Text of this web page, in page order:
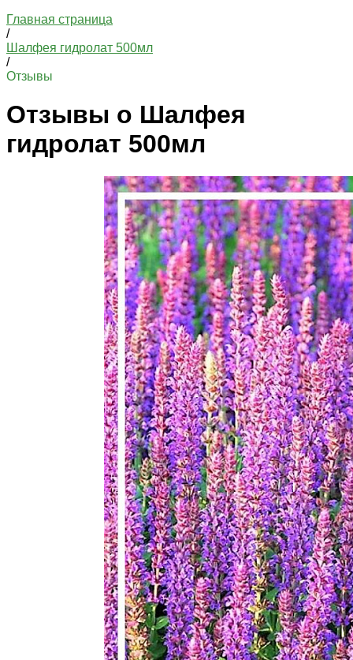
Главная страница
/
Шалфея гидролат 500мл
/
Отзывы
Отзывы о Шалфея
гидролат 500мл